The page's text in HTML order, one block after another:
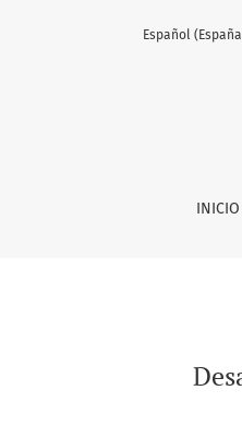
Desafíos y
INICIO
Cambiar el
Español